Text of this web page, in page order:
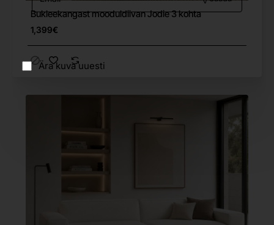
Ära kuva uuesti
Tasuta tarne
Bukleekangast mooduldiivan Jodie 3 kohta
1,399€